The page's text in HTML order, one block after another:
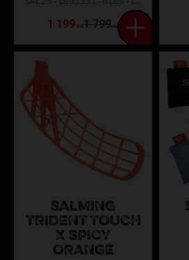
1 199KR1 799KR
SALMING
TRIDENT TOUCH
X SPICY
ORANGE